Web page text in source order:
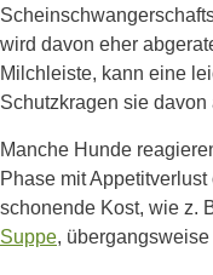
wird davon eher
Milchleiste, kann eine
Schutzkragen sie davon
Manche Hunde
Phase mit
schonende Kost, wie z.
Suppe,